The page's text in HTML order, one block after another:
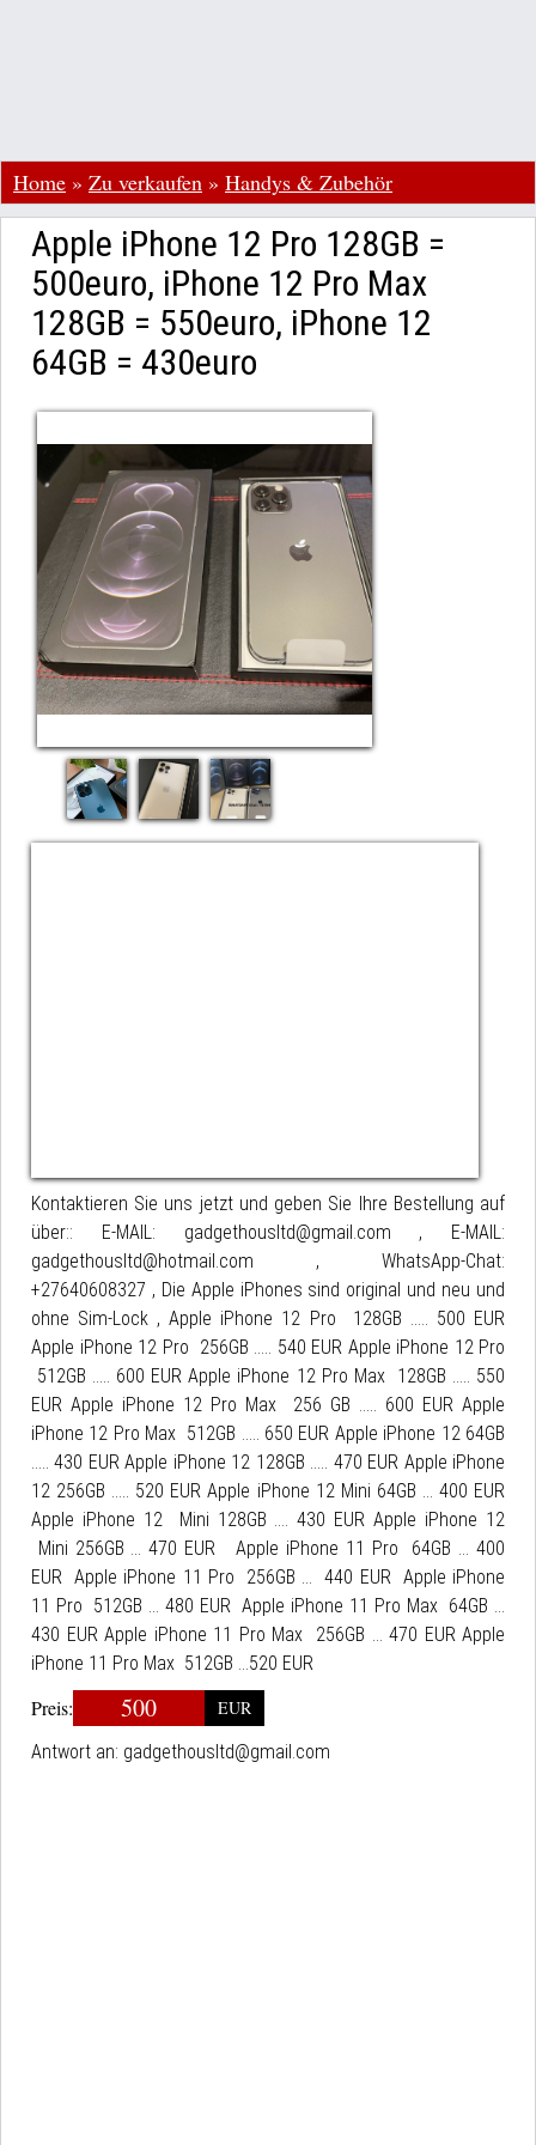
Home » Zu verkaufen » Handys & Zubehör
Apple iPhone 12 Pro 128GB =
500euro, iPhone 12 Pro Max
128GB = 550euro, iPhone 12
64GB = 430euro
Kontaktieren Sie uns jetzt und geben Sie Ihre Bestellung auf
über:: E-MAIL: gadgethousltd@gmail.com , E-MAIL:
gadgethousltd@hotmail.com , WhatsApp-Chat:
+27640608327 , Die Apple iPhones sind original und neu und
ohne Sim-Lock , Apple iPhone 12 Pro 128GB ..... 500 EUR
Apple iPhone 12 Pro 256GB ..... 540 EUR Apple iPhone 12 Pro
512GB ..... 600 EUR Apple iPhone 12 Pro Max 128GB ..... 550
EUR Apple iPhone 12 Pro Max 256 GB ..... 600 EUR Apple
iPhone 12 Pro Max 512GB ..... 650 EUR Apple iPhone 12 64GB
..... 430 EUR Apple iPhone 12 128GB ..... 470 EUR Apple iPhone
12 256GB ..... 520 EUR Apple iPhone 12 Mini 64GB ... 400 EUR
Apple iPhone 12 Mini 128GB .... 430 EUR Apple iPhone 12
Mini 256GB ... 470 EUR Apple iPhone 11 Pro 64GB ... 400
EUR Apple iPhone 11 Pro 256GB ... 440 EUR Apple iPhone
11 Pro 512GB ... 480 EUR Apple iPhone 11 Pro Max 64GB ...
430 EUR Apple iPhone 11 Pro Max 256GB ... 470 EUR Apple
iPhone 11 Pro Max 512GB ...520 EUR
Preis: 500
EUR
Antwort an: gadgethousltd@gmail.com